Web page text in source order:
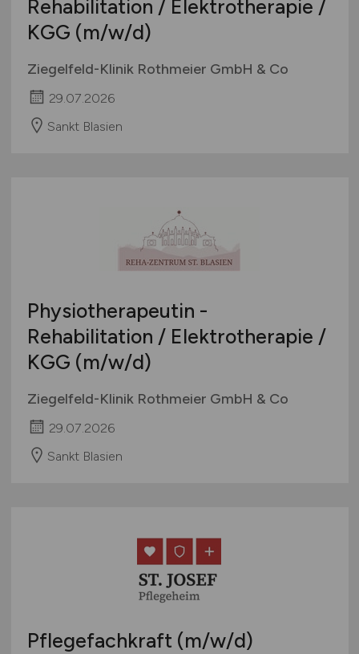
Österreich
Schweiz
Europa
International
Rehabilitation / Elektrotherapie /
KGG (m/w/d)
Ziegelfeld-Klinik Rothmeier GmbH & Co
29.07.2026
Sankt Blasien
Physiotherapeutin -
Rehabilitation / Elektrotherapie /
KGG (m/w/d)
Ziegelfeld-Klinik Rothmeier GmbH & Co
29.07.2026
Sankt Blasien
Pflegefachkraft (m/w/d)